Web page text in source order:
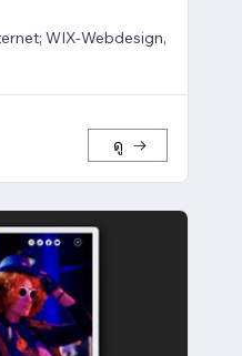
WIX-Webdesign,
ดู